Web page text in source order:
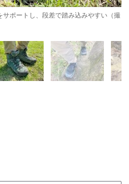
ポートし、段差で踏み込みやすい（撮